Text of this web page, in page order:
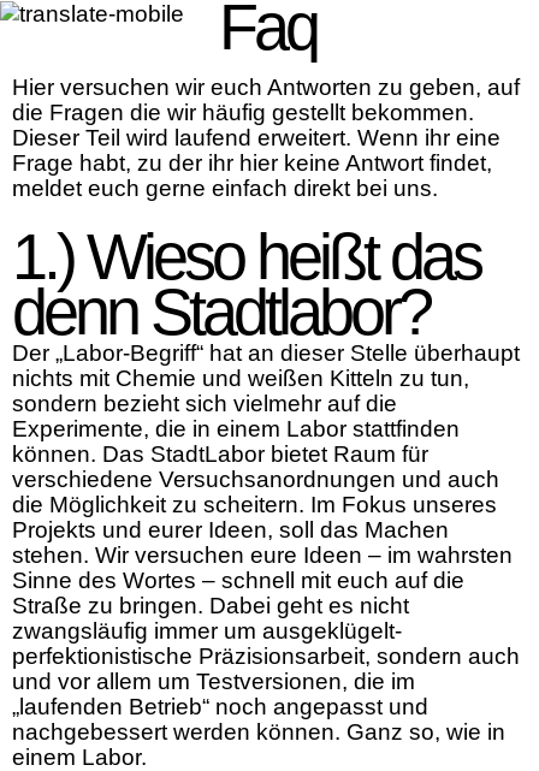
Skip
content
Faq
Hier versuchen wir euch Antworten zu geben, auf
die Fragen die wir häufig gestellt bekommen.
Dieser Teil wird laufend erweitert. Wenn ihr eine
Frage habt, zu der ihr hier keine Antwort findet,
meldet euch gerne einfach direkt bei uns.
1.) Wieso heißt das
denn Stadtlabor?
Der „Labor-Begriff“ hat an dieser Stelle überhaupt
nichts mit Chemie und weißen Kitteln zu tun,
sondern bezieht sich vielmehr auf die
Experimente, die in einem Labor stattfinden
können. Das StadtLabor bietet Raum für
verschiedene Versuchsanordnungen und auch
die Möglichkeit zu scheitern. Im Fokus unseres
Projekts und eurer Ideen, soll das Machen
stehen. Wir versuchen eure Ideen – im wahrsten
Sinne des Wortes – schnell mit euch auf die
Straße zu bringen. Dabei geht es nicht
zwangsläufig immer um ausgeklügelt-
perfektionistische Präzisionsarbeit, sondern auch
und vor allem um Testversionen, die im
„laufenden Betrieb“ noch angepasst und
nachgebessert werden können. Ganz so, wie in
einem Labor.